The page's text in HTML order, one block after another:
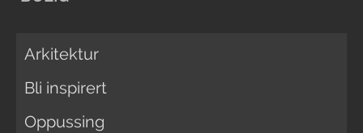
Arkitektur
Bli inspirert
Oppussing